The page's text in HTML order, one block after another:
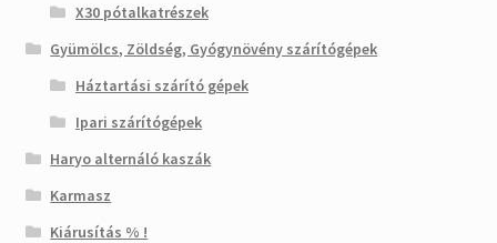
X30 pótalkatrészek
Gyümölcs, Zöldség, Gyógynövény szárítógépek
Háztartási szárító gépek
Ipari szárítógépek
Haryo alternáló kaszák
Karmasz
Kiárusítás % !